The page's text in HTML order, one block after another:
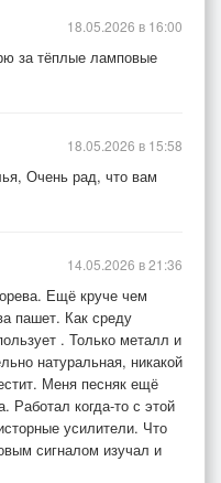
за тёплые ламповые
18.05.2026 в 16:00
Очень рад, что вам
18.05.2026 в 15:58
Ещё круче чем
пашет. Как среду
. Только металл и
натуральная, никакой
Меня песняк ещё
Работал когда-то с этой
усилители. Что
сигналом изучал и
14.05.2026 в 21:36